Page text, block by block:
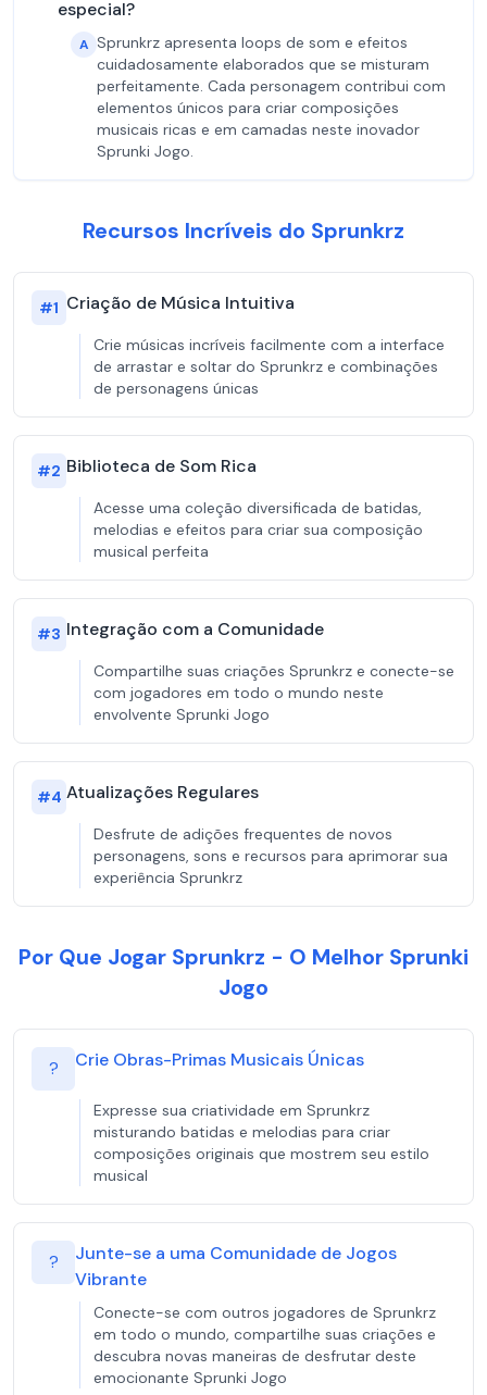
especial?
A Sprunkrz apresenta loops de som e efeitos
cuidadosamente elaborados que se misturam
perfeitamente. Cada personagem contribui com
elementos únicos para criar composições
musicais ricas e em camadas neste inovador
Sprunki Jogo.
Recursos Incríveis do Sprunkrz
#1 Criação de Música Intuitiva
Crie músicas incríveis facilmente com a interface
de arrastar e soltar do Sprunkrz e combinações
de personagens únicas
#2 Biblioteca de Som Rica
Acesse uma coleção diversificada de batidas,
melodias e efeitos para criar sua composição
musical perfeita
#3 Integração com a Comunidade
Compartilhe suas criações Sprunkrz e conecte-se
com jogadores em todo o mundo neste
envolvente Sprunki Jogo
#4 Atualizações Regulares
Desfrute de adições frequentes de novos
personagens, sons e recursos para aprimorar sua
experiência Sprunkrz
Por Que Jogar Sprunkrz - O Melhor Sprunki
Jogo
? Crie Obras-Primas Musicais Únicas
Expresse sua criatividade em Sprunkrz
misturando batidas e melodias para criar
composições originais que mostrem seu estilo
musical
?
Junte-se a uma Comunidade de Jogos
Vibrante
Conecte-se com outros jogadores de Sprunkrz
em todo o mundo, compartilhe suas criações e
descubra novas maneiras de desfrutar deste
emocionante Sprunki Jogo